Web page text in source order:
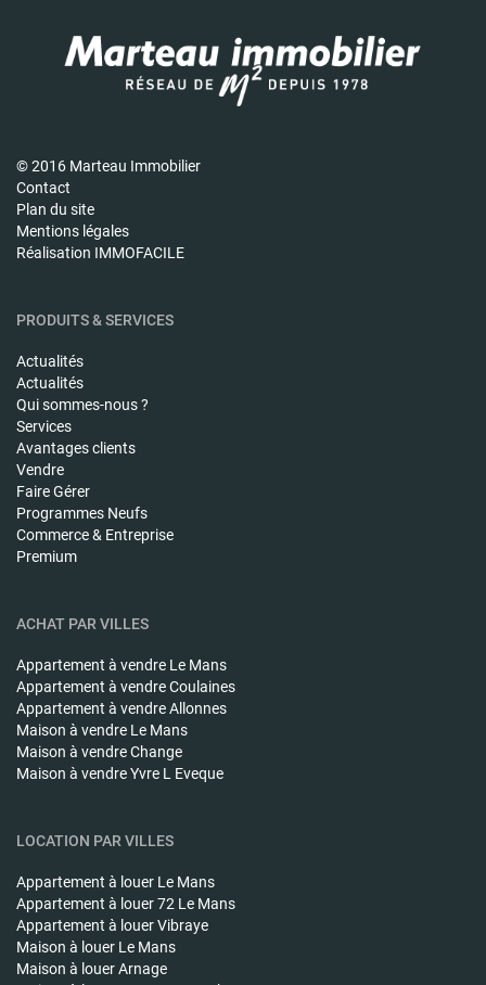
© 2016 Marteau Immobilier
Contact
Plan du site
Mentions légales
Réalisation IMMOFACILE
PRODUITS & SERVICES
Actualités
Actualités
Qui sommes-nous ?
Services
Avantages clients
Vendre
Faire Gérer
Programmes Neufs
Commerce & Entreprise
Premium
ACHAT PAR VILLES
Appartement à vendre Le Mans
Appartement à vendreCoulaines
Appartement à vendreAllonnes
Maison à vendre Le Mans
Maison à vendreChange
Maison à vendreYvre L Eveque
LOCATION PAR VILLES
Appartement à louer Le Mans
Appartement à louer72 Le Mans
Appartement à louerVibraye
Maison à louer Le Mans
Maison à louerArnage